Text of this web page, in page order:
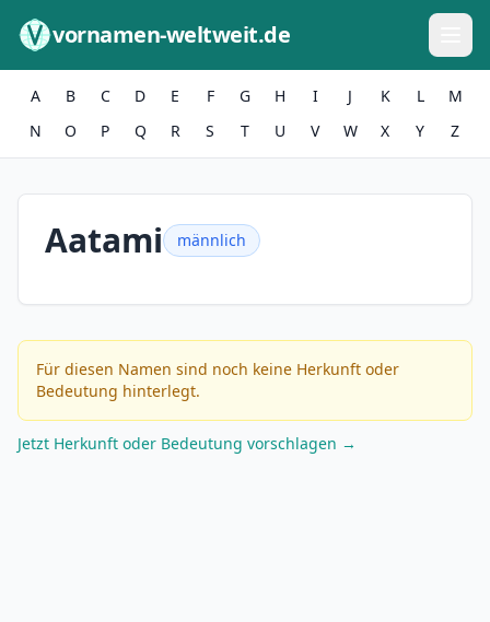
vornamen-weltweit.de
A B C D E F G H I J K L
M
N
O P Q R S T U V W X Y Z
Aatami männlich
Für diesen Namen sind noch keine Herkunft oder
Bedeutung hinterlegt.
Jetzt Herkunft oder Bedeutung vorschlagen →